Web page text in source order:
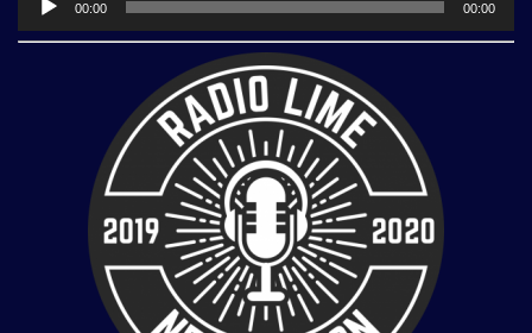
Player
00:00 00:00